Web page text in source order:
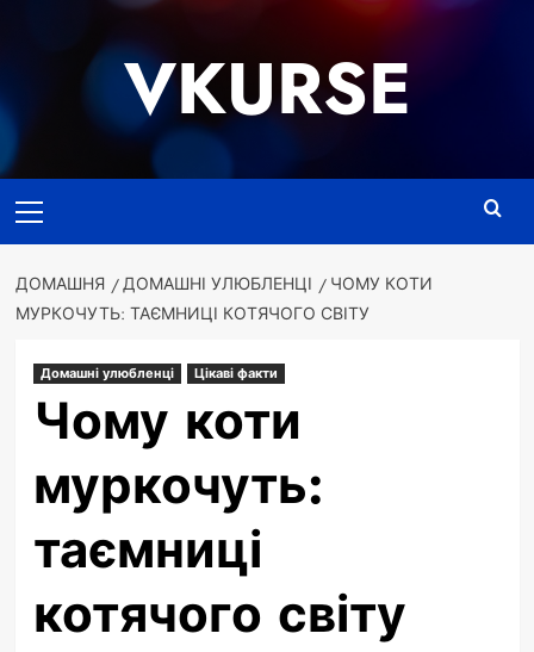
VKURSE
меню
ДОМАШНЯ ДОМАШНІ УЛЮБЛЕНЦІ
ЧОМУ КОТИ
МУРКОЧУТЬ: ТАЄМНИЦІ КОТЯЧОГО СВІТУ
Домашні улюбленці Цікаві факти
Чому коти
муркочуть:
таємниці
котячого світу